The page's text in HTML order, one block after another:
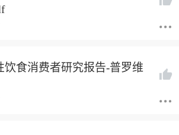
饮食消费者研究报告-普罗维